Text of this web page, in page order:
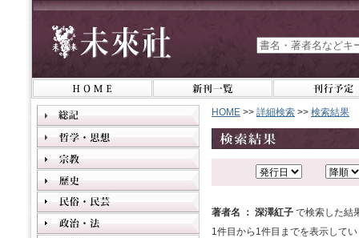
HOME >> 詳細検索 >> 検索結果
著者名 ： 深澤紅子 で検索した結
1件目から1件目までを表示して